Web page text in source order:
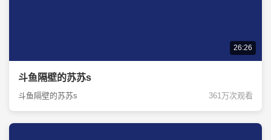
26:26
斗鱼隔壁的苏苏s
斗鱼隔壁的苏苏s 361万次观看